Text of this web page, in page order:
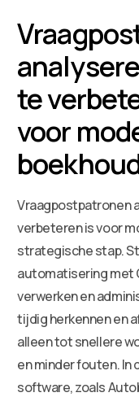
te
voor
Vraagpostpatronen
verbeteren is voor
strategische stap.
automatisering met
verwerken en
tijdig herkennen en
alleen tot snellere
en minder fouten. In
software, zoals